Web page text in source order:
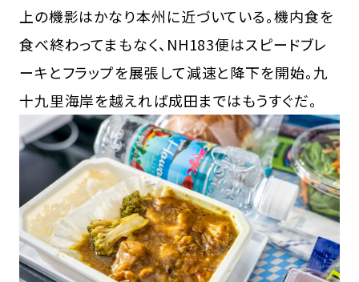
上の機影はかなり本州に近づいている。機内食を
食べ終わってまもなく、NH183便はスピードブレ
ーキとフラップを展張して減速と降下を開始。九
十九里海岸を越えれば成田まではもうすぐだ。